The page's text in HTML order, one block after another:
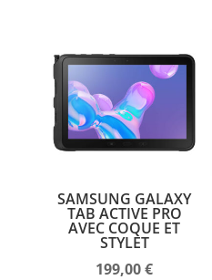
SAMSUNG GALAXY
TAB ACTIVE PRO
AVEC COQUE ET
STYLET
199,00€